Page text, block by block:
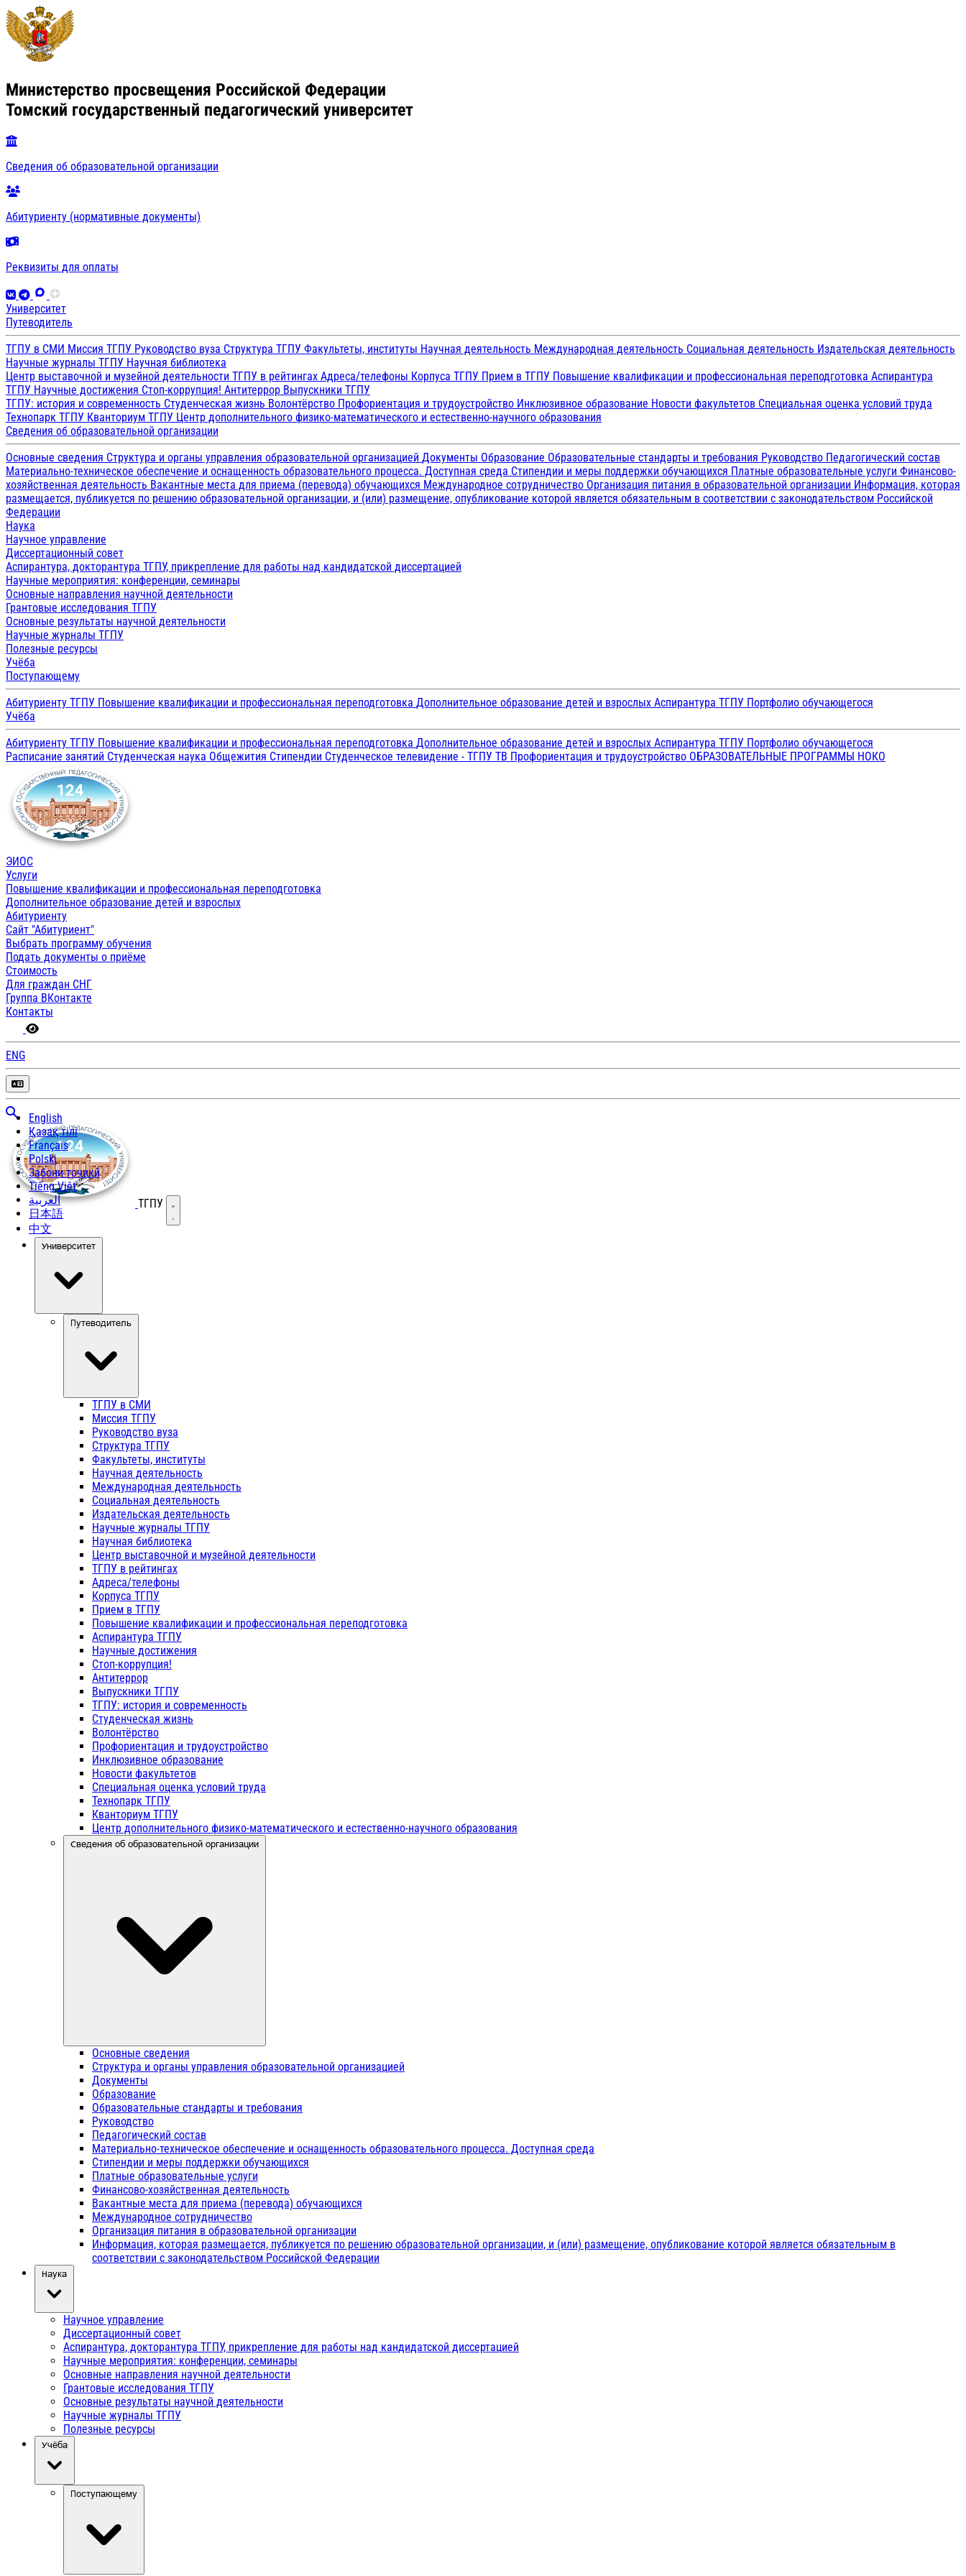
Министерство просвещения Российской Федерации
Томский государственный педагогический университет
Сведения об образовательной организации
Абитуриенту (нормативные документы)
Реквизиты для оплаты
Университет
Путеводитель
ТГПУ в СМИ Миссия ТГПУ Руководство вуза Структура ТГПУ Факультеты, институты Научная деятельность Международная деятельность Социальная деятельность Издательская деятельность
Научные журналы ТГПУ Научная библиотека
Центр выставочной и музейной деятельности ТГПУ в рейтингах Адреса/телефоны Корпуса ТГПУ Прием в ТГПУ Повышение квалификации и профессиональная переподготовка Аспирантура
ТГПУ Научные достижения Стоп-коррупция! Антитеррор Выпускники ТГПУ
ТГПУ: история и современность Студенческая жизнь Волонтёрство Профориентация и трудоустройство Инклюзивное образование Новости факультетов Специальная оценка условий труда
Технопарк ТГПУ Кванториум ТГПУ Центр дополнительного физико-математического и естественно-научного образования
Сведения об образовательной организации
Основные сведения Структура и органы управления образовательной организацией Документы Образование Образовательные стандарты и требования Руководство Педагогический состав
Материально-техническое обеспечение и оснащенность образовательного процесса. Доступная среда Стипендии и меры поддержки обучающихся Платные образовательные услуги Финансово-
хозяйственная деятельность Вакантные места для приема (перевода) обучающихся Международное сотрудничество Организация питания в образовательной организации Информация, которая
размещается, публикуется по решению образовательной организации, и (или) размещение, опубликование которой является обязательным в соответствии с законодательством Российской
Федерации
Наука
Научное управление
Диссертационный совет
Аспирантура, докторантура ТГПУ, прикрепление для работы над кандидатской диссертацией
Научные мероприятия: конференции, семинары
Основные направления научной деятельности
Грантовые исследования ТГПУ
Основные результаты научной деятельности
Научные журналы ТГПУ
Полезные ресурсы
Учёба
Поступающему
Абитуриенту ТГПУ Повышение квалификации и профессиональная переподготовка Дополнительное образование детей и взрослых Аспирантура ТГПУ Портфолио обучающегося
Учёба
Абитуриенту ТГПУ Повышение квалификации и профессиональная переподготовка Дополнительное образование детей и взрослых Аспирантура ТГПУ Портфолио обучающегося
Расписание занятий Студенческая наука Общежития Стипендии Студенческое телевидение - ТГПУ ТВ Профориентация и трудоустройство ОБРАЗОВАТЕЛЬНЫЕ ПРОГРАММЫ НОКО
ЭИОС
Услуги
Повышение квалификации и профессиональная переподготовка
Дополнительное образование детей и взрослых
Абитуриенту
Сайт "Абитуриент"
Выбрать программу обучения
Подать документы о приёме
Стоимость
Для граждан СНГ
Группа ВКонтакте
Контакты
ENG
English
Қазақ тілі
Français
Polski
Забони тоҷикӣ
Tiếng Việt
العربية
日本語
中文
ТГПУ Открыть меню
Университет
Путеводитель
ТГПУ в СМИ
Миссия ТГПУ
Руководство вуза
Структура ТГПУ
Факультеты, институты
Научная деятельность
Международная деятельность
Социальная деятельность
Издательская деятельность
Научные журналы ТГПУ
Научная библиотека
Центр выставочной и музейной деятельности
ТГПУ в рейтингах
Адреса/телефоны
Корпуса ТГПУ
Прием в ТГПУ
Повышение квалификации и профессиональная переподготовка
Аспирантура ТГПУ
Научные достижения
Стоп-коррупция!
Антитеррор
Выпускники ТГПУ
ТГПУ: история и современность
Студенческая жизнь
Волонтёрство
Профориентация и трудоустройство
Инклюзивное образование
Новости факультетов
Специальная оценка условий труда
Технопарк ТГПУ
Кванториум ТГПУ
Центр дополнительного физико-математического и естественно-научного образования
Сведения об образовательной организации
Основные сведения
Структура и органы управления образовательной организацией
Документы
Образование
Образовательные стандарты и требования
Руководство
Педагогический состав
Материально-техническое обеспечение и оснащенность образовательного процесса. Доступная среда
Стипендии и меры поддержки обучающихся
Платные образовательные услуги
Финансово-хозяйственная деятельность
Вакантные места для приема (перевода) обучающихся
Международное сотрудничество
Организация питания в образовательной организации
Информация, которая размещается, публикуется по решению образовательной организации, и (или) размещение, опубликование которой является обязательным в
соответствии с законодательством Российской Федерации
Наука
Научное управление
Диссертационный совет
Аспирантура, докторантура ТГПУ, прикрепление для работы над кандидатской диссертацией
Научные мероприятия: конференции, семинары
Основные направления научной деятельности
Грантовые исследования ТГПУ
Основные результаты научной деятельности
Научные журналы ТГПУ
Полезные ресурсы
Учёба
Поступающему